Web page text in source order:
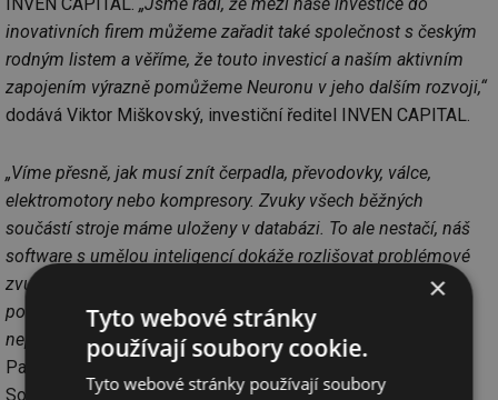
inovativních firem můžeme zařadit také společnost s českým
rodným listem a věříme, že touto investicí a naším aktivním
zapojením výrazně pomůžeme Neuronu v jeho dalším rozvoji,“
dodává Viktor Miškovský, investiční ředitel INVEN CAPITAL.
„Víme přesně, jak musí znít čerpadla, převodovky, válce,
elektromotory nebo kompresory. Zvuky všech běžných
součástí stroje máme uloženy v databázi. To ale nestačí, náš
software s umělou inteligencí dokáže rozlišovat problémové
zvuky od běžného procesního šumu a okolních zvuků a
poskytnout zákazníkovi jistotu, že jej stroj nepříjemně
nepřekvapí,“dává nahlédnout do kuchyně svého know-how
Pavel Konečný, zakladatel a generální ředitel Neuron
Soundware.
×
Tyto webové stránky
používají soubory cookie.
Tyto webové stránky používají soubory